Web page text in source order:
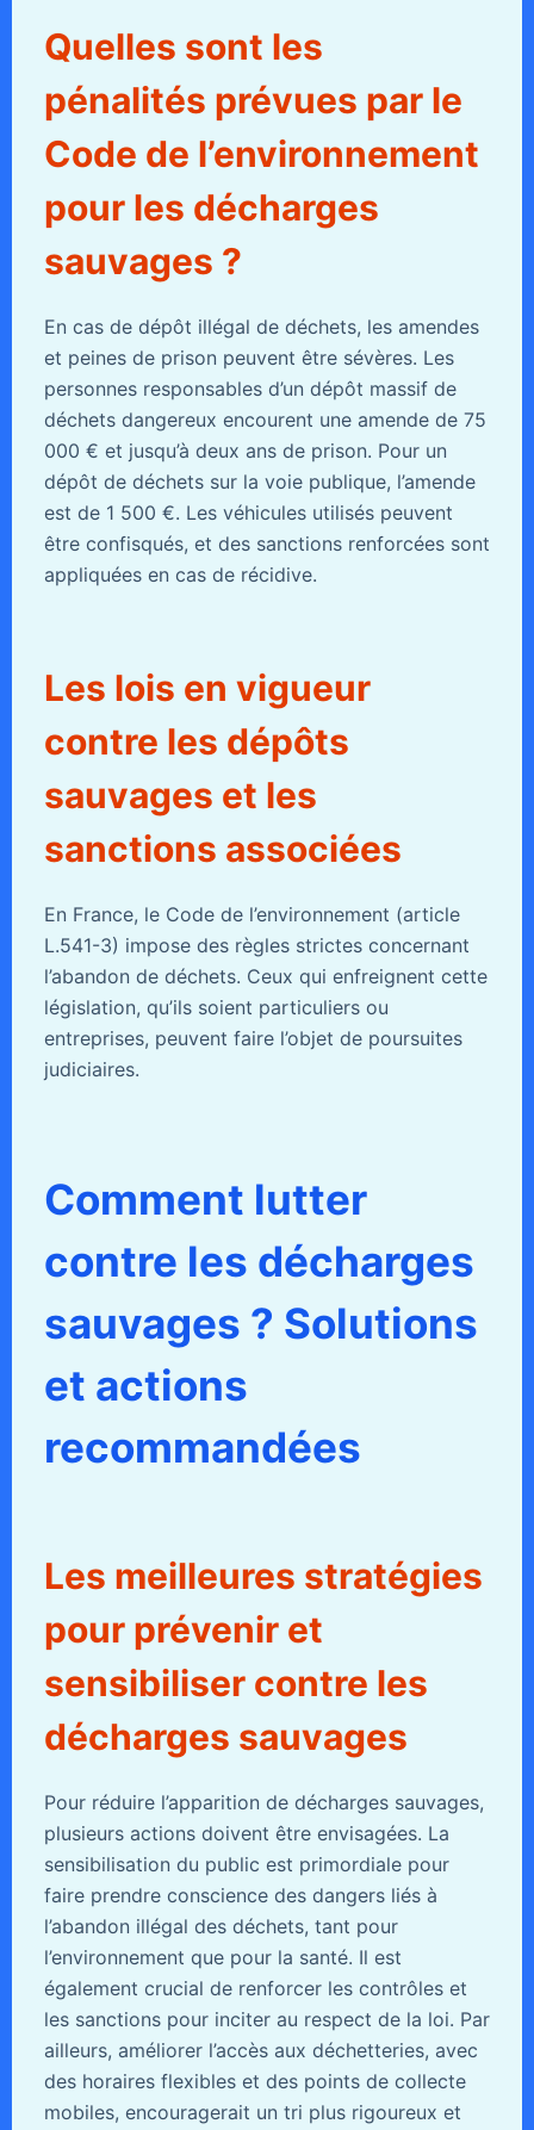
Quelles sont les
pénalités prévues par le
Code de l’environnement
pour les décharges
sauvages ?
En cas de dépôt illégal de déchets, les amendes
et peines de prison peuvent être sévères. Les
personnes responsables d’un dépôt massif de
déchets dangereux encourent une amende de 75
000 € et jusqu’à deux ans de prison. Pour un
dépôt de déchets sur la voie publique, l’amende
est de 1 500 €. Les véhicules utilisés peuvent
être confisqués, et des sanctions renforcées sont
appliquées en cas de récidive.
Les lois en vigueur
contre les dépôts
sauvages et les
sanctions associées
En France, le Code de l’environnement (article
L.541-3) impose des règles strictes concernant
l’abandon de déchets. Ceux qui enfreignent cette
législation, qu’ils soient particuliers ou
entreprises, peuvent faire l’objet de poursuites
judiciaires.
Comment lutter
contre les décharges
sauvages ? Solutions
et actions
recommandées
Les meilleures stratégies
pour prévenir et
sensibiliser contre les
décharges sauvages
Pour réduire l’apparition de décharges sauvages,
plusieurs actions doivent être envisagées. La
sensibilisation du public est primordiale pour
faire prendre conscience des dangers liés à
l’abandon illégal des déchets, tant pour
l’environnement que pour la santé. Il est
également crucial de renforcer les contrôles et
les sanctions pour inciter au respect de la loi. Par
ailleurs, améliorer l’accès aux déchetteries, avec
des horaires flexibles et des points de collecte
mobiles, encouragerait un tri plus rigoureux et